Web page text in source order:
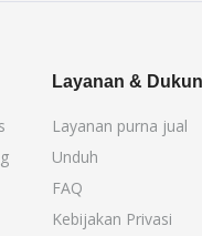
Layanan &
Layanan purna jual
Unduh
FAQ
Kebijakan Privasi